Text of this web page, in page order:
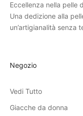
Eccellenza nella pelle
Una dedizione alla
un’artigianalità senza
Negozio
Vedi Tutto
Giacche da donna